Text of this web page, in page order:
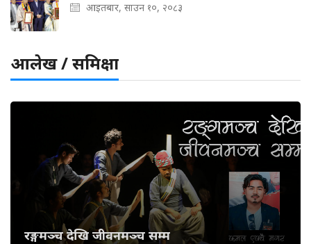
आइतबार, साउन १०, २०८३
आलेख / समिक्षा
रङ्गमञ्च देखि जीवनमञ्च सम्म